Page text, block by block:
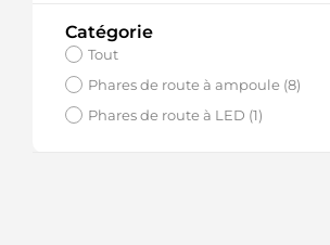
Catégorie
Tout
Phares de route à ampoule (8)
Phares de route à LED (1)